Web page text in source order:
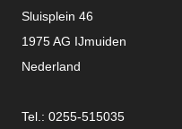
Sluisplein 46
1975 AG IJmuiden
Nederland
Tel.: 0255-515035